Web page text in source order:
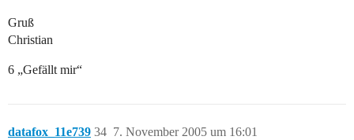
Gruß
Christian
6 „Gefällt mir“
datafox_11e739 7. November 2005 um 16:01
34